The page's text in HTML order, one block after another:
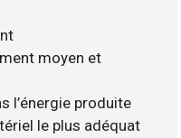
moyen et
l’énergie produite
le plus adéquat